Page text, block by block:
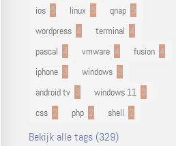
ios 5 linux 5 qnap 5
wordpress 4 terminal 4
pascal 4 vmware 4 fusion 4
iphone 3 windows 3
android tv 3 windows 11 3
css 2 php 2 shell 2
Bekijk alle tags (329)